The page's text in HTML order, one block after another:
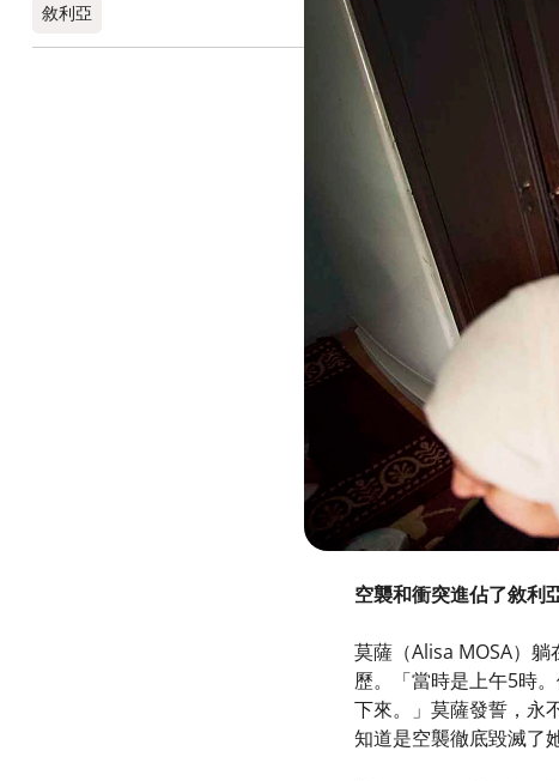
敘利亞
空襲和衝突進佔了敘利
莫薩（Alisa MOSA）
歷。「當時是上午5時
下來。」莫薩發誓，永
知道是空襲徹底毀滅了